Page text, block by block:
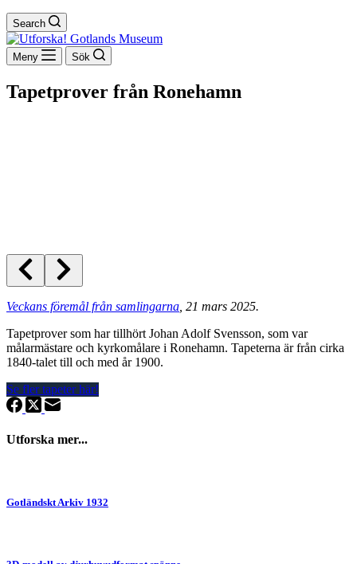
Search
Meny Sök
Tapetprover från Ronehamn
Veckans föremål från samlingarna , 21 mars 2025.
Tapetprover som har tillhört Johan Adolf Svensson, som var
målarmästare och kyrkomålare i Ronehamn. Tapeterna är från cirka
1840-talet till och med år 1900.
Se fler tapeter här!
Utforska mer...
Gotländskt Arkiv 1932